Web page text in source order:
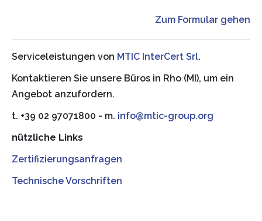
Zum Formular gehen
Serviceleistungen von MTIC InterCert Srl.
Kontaktieren Sie unsere Büros in Rho (MI), um ein
Angebot anzufordern.
t. +39 02 97071800 - m. info@mtic-group.org
nützliche Links
Zertifizierungsanfragen
Technische Vorschriften